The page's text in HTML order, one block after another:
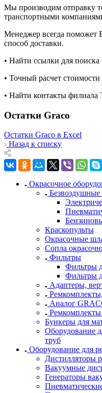
Мы производим отправку
транспортными
Менеджер всегда поможет
способ доставки.
• Найти ссылки для поиска
• Точный расчет стоимости
• Найти контакты
Остатки Graco
Остатки Graco в Excel
Назад к списку
Окрасочное
Безвоздушные
Краскопульты
Окрасочные
Сопла
Фильтры
Фильтры
Фильтры
Адаптеры,
Аналог
Ремкомплекты
Бункеры для
Оборудование
труб
Оборудование для
Дистилляторы
Вакуумные
Генераторы